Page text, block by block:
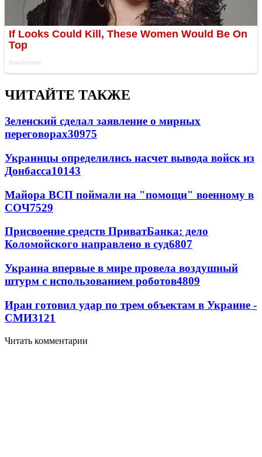
ЧИТАЙТЕ ТАКЖЕ
Зеленский сделал заявление о мирных
переговорах30975
Украинцы определились насчет вывода войск из
Донбасса10143
Майора ВСП поймали на "помощи" военному в
СОЧ7529
Присвоение средств ПриватБанка: дело
Коломойского направлено в суд6807
Украина впервые в мире провела воздушный
штурм с использованием роботов4809
Иран готовил удар по трем объектам в Украине -
СМИ3121
Читать комментарии